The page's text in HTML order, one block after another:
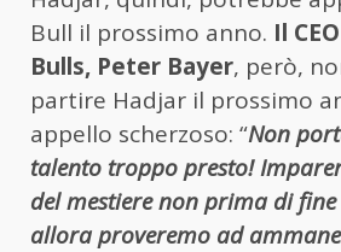
Bull il prossimo anno. Il
Bulls, Peter Bayer, però,
partire Hadjar il prossimo
appello scherzoso: “Non
talento troppo presto!
del mestiere non prima di
allora proveremo ad